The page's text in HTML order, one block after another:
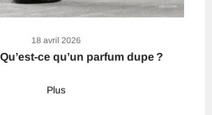
18 avril 2026
ce qu’un parfum dupe ?
Plus